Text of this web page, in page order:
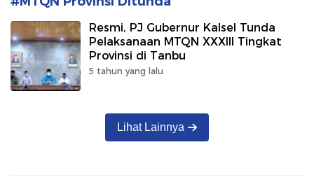
Resmi, PJ Gubernur Kalsel Tunda
Pelaksanaan MTQN XXXIII Tingkat
Provinsi di Tanbu
5 tahun yang lalu
Lihat Lainnya